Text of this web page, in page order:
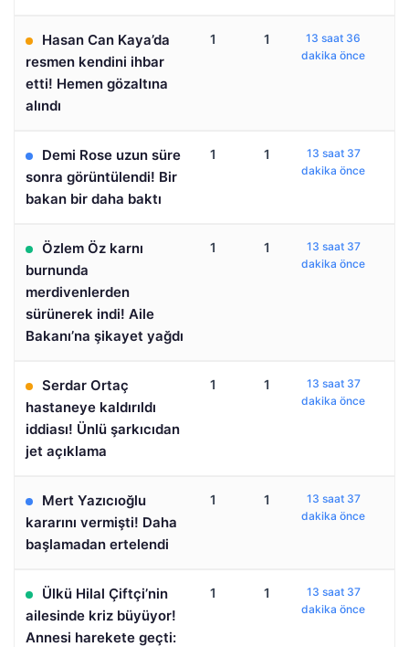
Hasan Can Kaya’da
resmen kendini ihbar
etti! Hemen gözaltına
alındı
1 1
13 saat 36
dakika önce
Demi Rose uzun süre
sonra görüntülendi! Bir
bakan bir daha baktı
1 1
13 saat 37
dakika önce
Özlem Öz karnı
burnunda
merdivenlerden
sürünerek indi! Aile
Bakanı’na şikayet yağdı
1 1
13 saat 37
dakika önce
Serdar Ortaç
hastaneye kaldırıldı
iddiası! Ünlü şarkıcıdan
jet açıklama
1 1
13 saat 37
dakika önce
Mert Yazıcıoğlu
kararını vermişti! Daha
başlamadan ertelendi
1 1
13 saat 37
dakika önce
Ülkü Hilal Çiftçi’nin
ailesinde kriz büyüyor!
Annesi harekete geçti:
1 1
13 saat 37
dakika önce